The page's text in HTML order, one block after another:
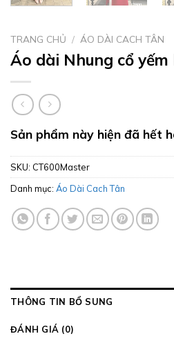
TRANG CHỦ / ÁO DÀI CACH TÂN
Áo dài Nhung cổ yếm
Sản phẩm này hiện đã hết
SKU: CT600Master
Danh mục: Áo Dài Cach Tân
THÔNG TIN BỔ SUNG
ĐÁNH GIÁ (0)